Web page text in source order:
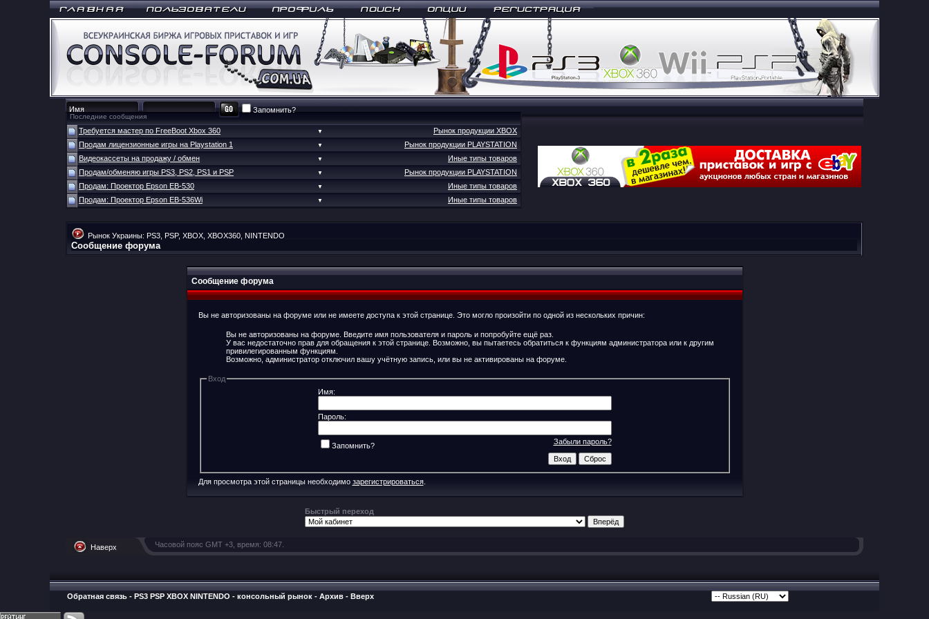
Запомнить?
Последние сообщения
Требуется мастер по FreeBoot Xbox 360 ▼
Рынок продукции XBOX
Продам лицензионные игры на Playstation 1
▼
Рынок продукции PLAYSTATION
Видеокассеты на продажу / обмен
▼
Иные типы товаров
Продам/обменяю игры PS3, PS2, PS1 и PSP
▼
Рынок продукции PLAYSTATION
Продам: Проектор Epson EB-530
▼
Иные типы товаров
Продам: Проектор Epson EB-536Wi
▼ Иные типы товаров
Рынок Украины: PS3, PSP, XBOX, XBOX360, NINTENDO
Сообщение форума
Сообщение форума
Вы не авторизованы на форуме или не имеете доступа к этой странице. Это могло произойти по одной из нескольких причин:
Вы не авторизованы на форуме. Введите имя пользователя и пароль и попробуйте ещё раз.
У вас недостаточно прав для обращения к этой странице. Возможно, вы пытаетесь обратиться к функциям администратора или к другим
привилегированным функциям.
Возможно, администратор отключил вашу учётную запись, или вы не активированы на форуме.
Вход
Имя:
Пароль:
Забыли пароль?
Запомнить?
Для просмотра этой страницы необходимо зарегистрироваться.
Быстрый переход
Наверх Часовой пояс GMT +3, время: 08:47
Обратная связь - PS3 PSP XBOX NINTENDO - консольный рынок - Архив - Вверх